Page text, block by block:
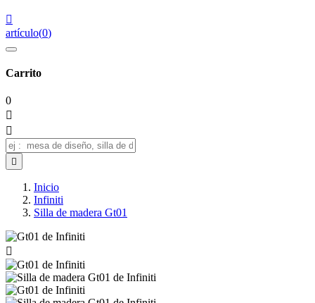

artículo(0)
Carrito
0



Inicio
Infiniti
Silla de madera Gt01
